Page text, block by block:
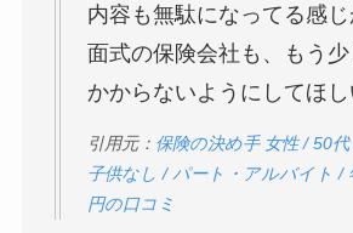
内容も無駄になってる感
面式の保険会社も、もう
かからないようにしてほし
引用元： 保険の決め手 女性 / 50
子供なし / パート・アルバイト /
円の口コミ